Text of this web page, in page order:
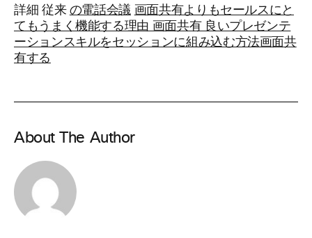
詳細 従来 の電話会議 画面共有よりもセールスにと
てもうまく機能する理由 画面共有 良いプレゼンテ
ーションスキルをセッションに組み込む方法画面共
有する
About The Author